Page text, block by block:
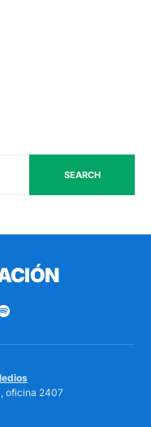
SEARCH
oficina 2407